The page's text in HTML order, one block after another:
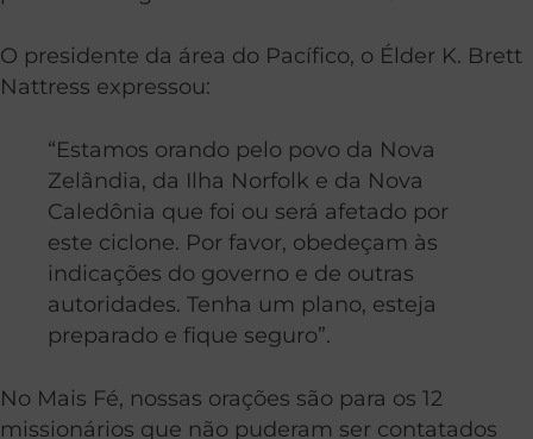
O presidente da área do Pacífico, o Élder K. Brett
Nattress expressou:
“Estamos orando pelo povo da Nova
Zelândia, da Ilha Norfolk e da Nova
Caledônia que foi ou será afetado por
este ciclone. Por favor, obedeçam às
indicações do governo e de outras
autoridades. Tenha um plano, esteja
preparado e fique seguro”.
No Mais Fé, nossas orações são para os 12
missionários que não puderam ser contatados